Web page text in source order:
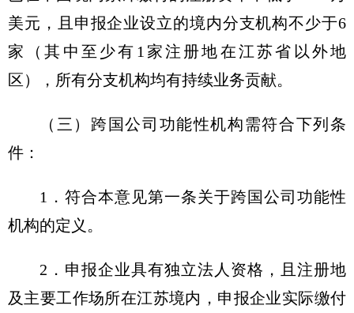
美元，且申报企业设立的境内分支机构不少于6
家（其中至少有1家注册地在江苏省以外地
区），所有分支机构均有持续业务贡献。
（三）跨国公司功能性机构需符合下列条
件：
1．符合本意见第一条关于跨国公司功能性
机构的定义。
2．申报企业具有独立法人资格，且注册地
及主要工作场所在江苏境内，申报企业实际缴付